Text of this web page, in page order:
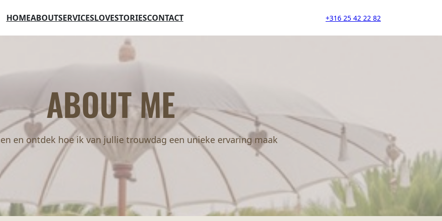
HOMEABOUTSERVICESLOVESTORIESCONTACT +316 25 42 22 82
ABOUT ME
en ontdek hoe ik van jullie trouwdag een unieke ervaring maak